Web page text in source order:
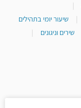
|
|
שיעור יומי בתהילים
שירים וניגונים
|